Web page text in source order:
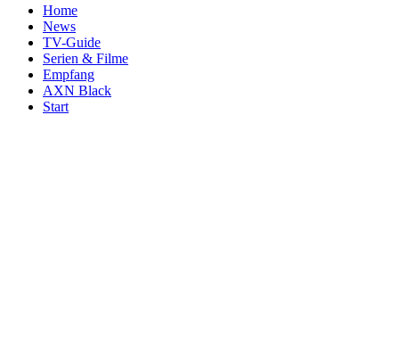
Home
News
TV-Guide
Serien & Filme
Empfang
AXN Black
Start